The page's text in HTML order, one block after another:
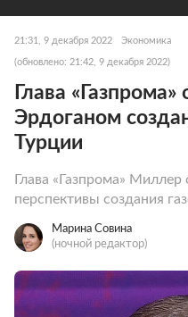
21:31, 9 декабря 2022 Экономика
(обновлено: 21:42, 9 декабря 2022)
Глава
Эрдоганом
Турции
Глава «Газпрома»
перспективы создания
Марина Совина
(ночной редактор)